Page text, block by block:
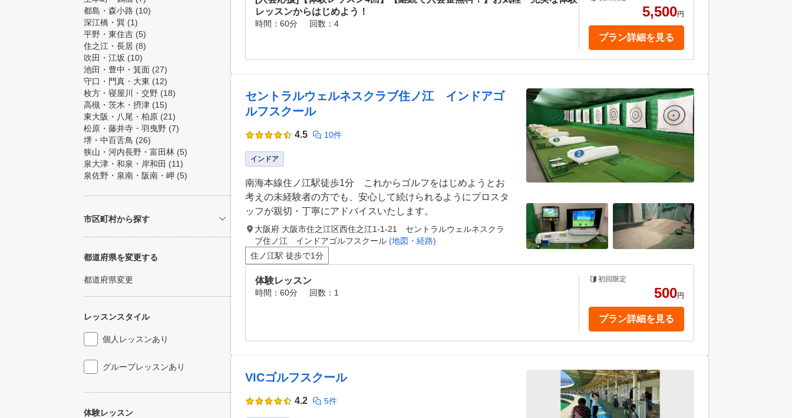
都島・森小路 (10)
深江橋・巽 (1)
平野・東住吉 (5)
住之江・長居 (8)
吹田・江坂 (10)
池田・豊中・箕面 (27)
守口・門真・大東 (12)
枚方・寝屋川・交野 (18)
高槻・茨木・摂津 (15)
東大阪・八尾・柏原 (21)
松原・藤井寺・羽曳野 (7)
堺・中百舌鳥 (26)
狭山・河内長野・富田林 (5)
泉大津・和泉・岸和田 (11)
泉佐野・泉南・阪南・岬 (5)
市区町村から探す
都道府県を変更する
都道府県変更
レッスンスタイル
個人レッスンあり
グループレッスンあり
体験レッスン
レッスンからはじめよう！
時間：60分 回数：4
5,500円
プラン詳細を見る
セントラルウェルネスクラブ住ノ江 インドアゴ
ルフスクール
4.5 10件
インドア
南海本線住ノ江駅徒歩1分 これからゴルフをはじめようとお
考えの未経験者の方でも、安心して続けられるようにプロスタ
ッフが親切・丁寧にアドバイスいたします。
大阪府 大阪市住之江区西住之江1-1-21 セントラルウェルネスクラ
ブ住ノ江 インドアゴルフスクール (地図・経路)
住ノ江駅 徒歩で1分
体験レッスン
時間：60分 回数：1
初回限定
500円
プラン詳細を見る
VICゴルフスクール
4.2 5件